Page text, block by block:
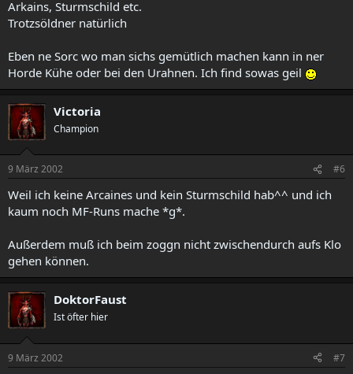
Arkains, Sturmschild etc.
Trotzsöldner natürlich
Eben ne Sorc wo man sichs gemütlich machen kann in ner
Horde Kühe oder bei den Urahnen. Ich find sowas geil
Victoria
Champion
9 März 2002 #6
Weil ich keine Arcaines und kein Sturmschild hab^^ und ich
kaum noch MF-Runs mache *g*.
Außerdem muß ich beim zoggn nicht zwischendurch aufs Klo
gehen können.
DoktorFaust
Ist öfter hier
9 März 2002 #7